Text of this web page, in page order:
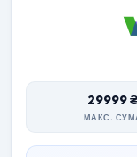
29999 ₴
МАКС.